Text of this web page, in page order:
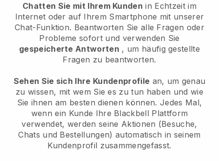
Chatten Sie mit Ihrem Kunden in Echtzeit im
Internet oder auf Ihrem Smartphone mit unserer
Chat-Funktion. Beantworten Sie alle Fragen oder
Probleme sofort und verwenden Sie
gespeicherte Antworten , um häufig gestellte
Fragen zu beantworten.
Sehen Sie sich Ihre Kundenprofile an, um genau
zu wissen, mit wem Sie es zu tun haben und wie
Sie ihnen am besten dienen können. Jedes Mal,
wenn ein Kunde Ihre Blackbell Plattform
verwendet, werden seine Aktionen (Besuche,
Chats und Bestellungen) automatisch in seinem
Kundenprofil zusammengefasst.